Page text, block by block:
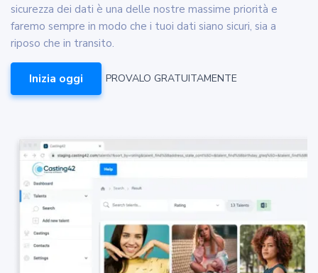
sicurezza dei dati è una delle nostre massime priorità e
faremo sempre in modo che i tuoi dati siano sicuri, sia a
riposo che in transito.
Inizia oggi PROVALO GRATUITAMENTE